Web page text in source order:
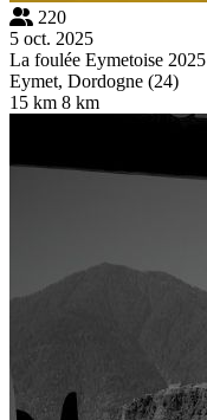
220
5 oct. 2025
La foulée Eymetoise 2025
Eymet, Dordogne (24)
15 km 8 km